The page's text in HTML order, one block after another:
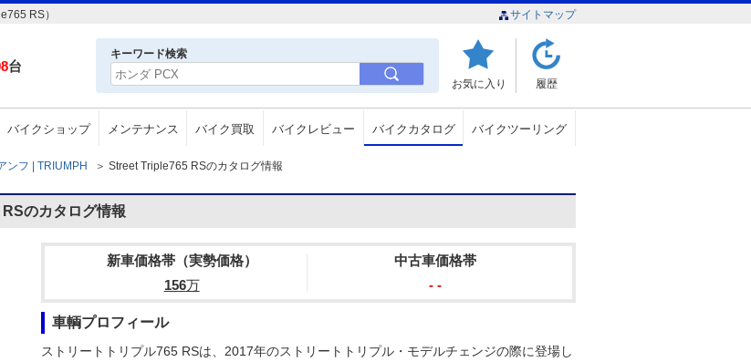
RS） サイトマップ
台
キーワード検索
お気に入り 履歴
バイクショップ メンテナンス バイク買取 バイクレビュー バイクカタログ バイクツーリング
ンフ | TRIUMPH ＞ Street Triple765 RSのカタログ情報
のカタログ情報
新車価格帯（実勢価格）
156万
中古車価格帯
- -
車輌プロフィール
ストリートトリプル765 RSは、2017年のストリートトリプル・モデルチェンジの際に登場し